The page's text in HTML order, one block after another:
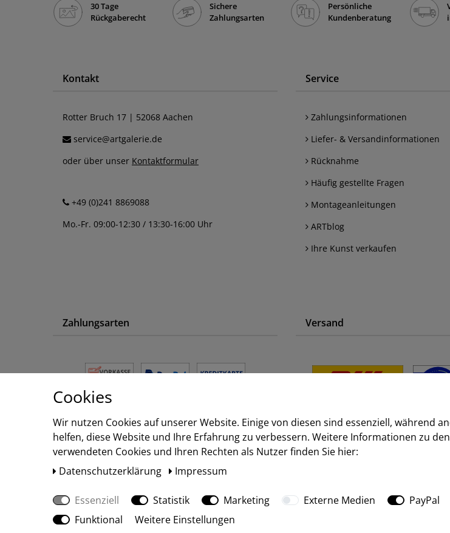
30 Tage
Rückgaberecht
Sichere
Zahlungsarten
Persönliche
Kundenberatung
Kontakt
Rotter Bruch 17 | 52068 Aachen
service@artgalerie.de
oder über unser Kontaktformular
+49 (0)241 8869088
Mo.-Fr. 09:00-12:30 / 13:30-16:00 Uhr
Service
Zahlungsinformationen
Liefer- & Versandinformationen
Rücknahme
Häufig gestellte Fragen
Montageanleitungen
ARTblog
Ihre Kunst verkaufen
Zahlungsarten Versand
Cookies
Wir nutzen Cookies auf unserer Website. Einige von diesen sind essenziell, während
helfen, diese Website und Ihre Erfahrung zu verbessern. Weitere Informationen zu
verwendeten Cookies und Ihren Rechten als Nutzer finden Sie hier:
Daten­schutz­erklärung
Impressum
Essenziell Statistik Marketing Externe Medien
PayPal
Funktional
Weitere Einstellungen